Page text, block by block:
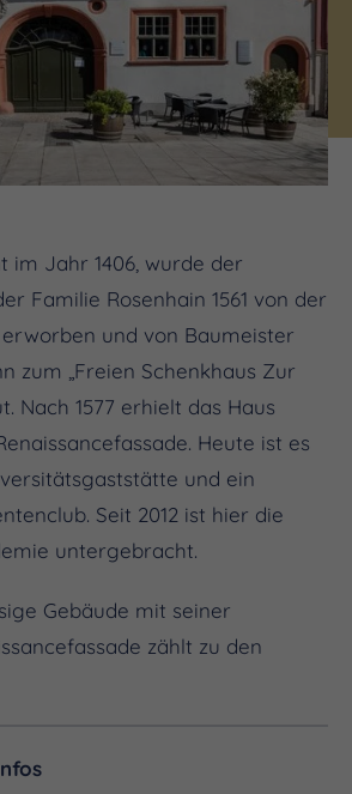
im Jahr 1406, wurde der
Familie Rosenhain 1561 von der
und von Baumeister
zum „Freien Schenkhaus Zur
Nach 1577 erhielt das Haus
Heute ist es
und ein
Seit 2012 ist hier die
untergebracht.
Gebäude mit seiner
zählt zu den